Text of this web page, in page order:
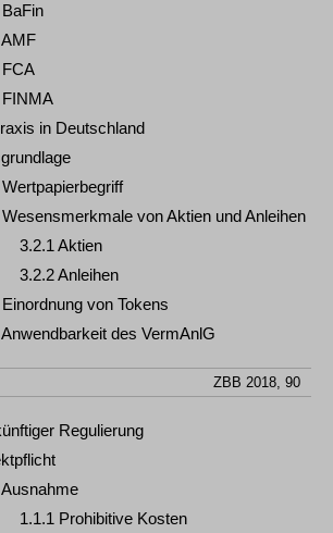
FCA
FINMA
in Deutschland
von Aktien und Anleihen
3.2.1 Aktien
3.2.2 Anleihen
von Tokens
des VermAnlG
ZBB 2018, 90
Regulierung
Ausnahme
1.1.1 Prohibitive Kosten